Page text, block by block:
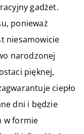
gadżet.
ponieważ
niesamowicie
narodzonej
pięknej,
ciepło
dni i będzie
w formie